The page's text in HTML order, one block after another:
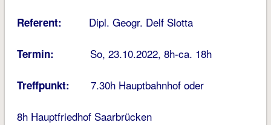
Referent: Dipl. Geogr. Delf Slotta
Termin: So, 23.10.2022, 8h-ca. 18h
Treffpunkt: 7.30h Hauptbahnhof oder
8h Hauptfriedhof Saarbrücken